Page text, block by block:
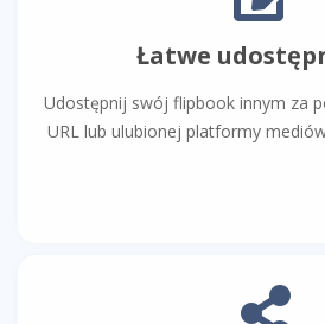
Łatwe
Udostępnij swój flipbook innym za
URL lub ulubionej platformy